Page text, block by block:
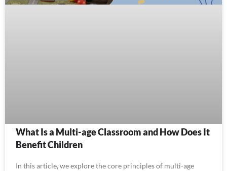
What Is a Multi-age Classroom and How Does It
Benefit Children
In this article, we explore the core principles of multi-age